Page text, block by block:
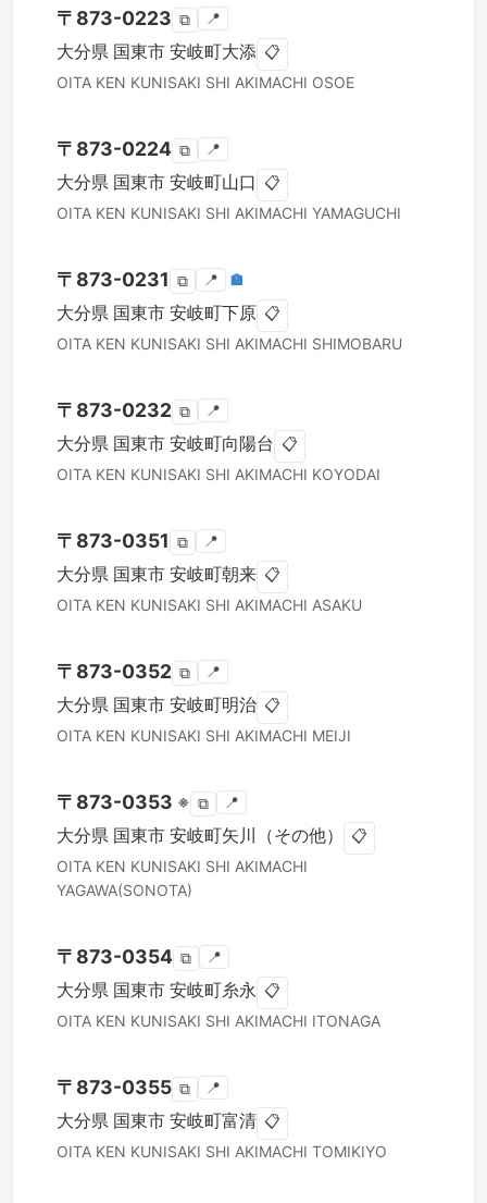
〒 873-0223 ⧉ 📍
大分県 国東市 安岐町大添 📋
OITA KEN KUNISAKI SHI AKIMACHI OSOE
〒 873-0224 ⧉ 📍
大分県 国東市 安岐町山口 📋
OITA KEN KUNISAKI SHI AKIMACHI YAMAGUCHI
〒 873-0231 ⧉ 📍 🏣
大分県 国東市 安岐町下原 📋
OITA KEN KUNISAKI SHI AKIMACHI SHIMOBARU
〒 873-0232 ⧉ 📍
大分県 国東市 安岐町向陽台 📋
OITA KEN KUNISAKI SHI AKIMACHI KOYODAI
〒 873-0351 ⧉ 📍
大分県 国東市 安岐町朝来 📋
OITA KEN KUNISAKI SHI AKIMACHI ASAKU
〒 873-0352 ⧉ 📍
大分県 国東市 安岐町明治 📋
OITA KEN KUNISAKI SHI AKIMACHI MEIJI
〒 873-0353 ※ ⧉ 📍
大分県 国東市 安岐町矢川（その他） 📋
OITA KEN KUNISAKI SHI AKIMACHI
YAGAWA(SONOTA)
〒 873-0354 ⧉ 📍
大分県 国東市 安岐町糸永 📋
OITA KEN KUNISAKI SHI AKIMACHI ITONAGA
〒 873-0355 ⧉ 📍
大分県 国東市 安岐町富清 📋
OITA KEN KUNISAKI SHI AKIMACHI TOMIKIYO